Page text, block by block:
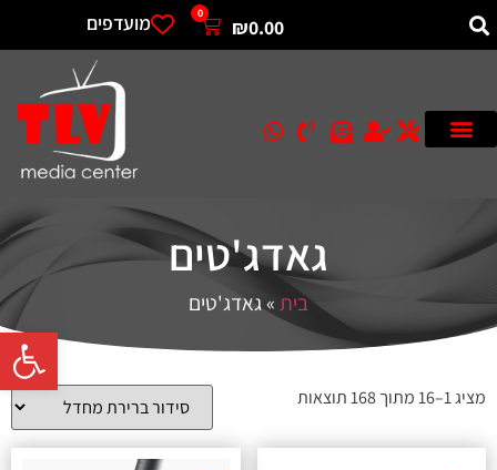
פתח
₪0.00
0 מועדפים
גאדג'טים
בית»גאדג'טים
מציג 1–16 מתוך 168 תוצאות